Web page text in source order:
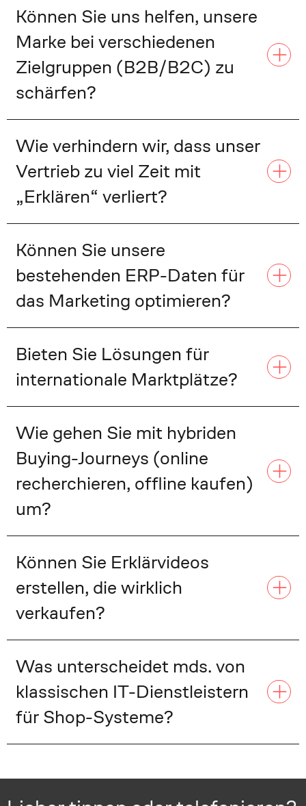
Können Sie uns helfen, unsere
Marke bei verschiedenen
Zielgruppen (B2B/B2C) zu
schärfen?
Wie verhindern wir, dass unser
Vertrieb zu viel Zeit mit
„Erklären“ verliert?
Können Sie unsere
bestehenden ERP-Daten für
das Marketing optimieren?
Bieten Sie Lösungen für
internationale Marktplätze?
Wie gehen Sie mit hybriden
Buying-Journeys (online
recherchieren, offline kaufen)
um?
Können Sie Erklärvideos
erstellen, die wirklich
verkaufen?
Was unterscheidet mds. von
klassischen IT-Dienstleistern
für Shop-Systeme?